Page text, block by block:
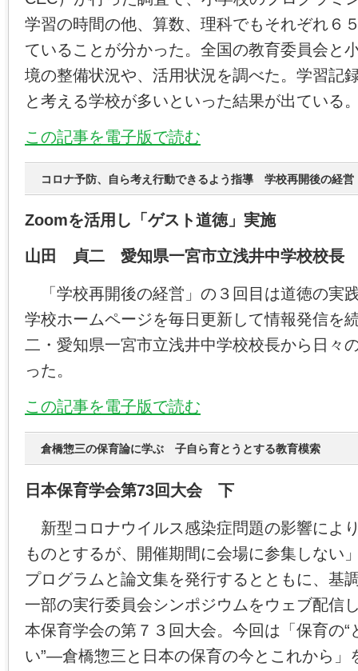
学習の時間の他、算数、理科でもそれぞれ６
ていることが分かった。全国の教育委員会と
境の整備状況や、活用状況を調べた。学習記
と考える学校が多いといった結果が出ている
この記事を電子版で読む
コロナ予防、自ら考え行動できるよう指導 学校再開後の経
Zoomを活用し「ゲスト道徳」実施
山田 貞二 愛知県一宮市立浅井中学校校長
「学校再開後の経営」の３回目は道徳の実
学校ホームページを毎日更新して情報発信を
二・愛知県一宮市立浅井中学校校長から日々
った。
この記事を電子版で読む
倉橋惣三の保育論に学ぶ 子自ら育とうとする教育模索
日本保育学会第73回大会 下
新型コロナウイルス感染症問題の影響によ
ものとするが、開催期間に会場に参集しない
プログラムと論文集を発行するとともに、基
一部の実行委員会シンポジウムをウェブ配信
本保育学会の第７３回大会。今回は「保育の“
い”―倉橋惣三と日本の保育の今とこれから」